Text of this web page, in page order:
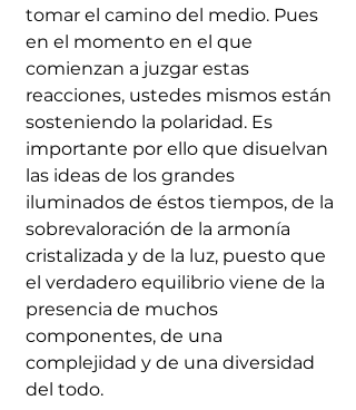
tomar el camino del medio. Pues
en el momento en el que
comienzan a juzgar estas
reacciones, ustedes mismos están
sosteniendo la polaridad. Es
importante por ello que disuelvan
las ideas de los grandes
iluminados de éstos tiempos, de la
sobrevaloración de la armonía
cristalizada y de la luz, puesto que
el verdadero equilibrio viene de la
presencia de muchos
componentes, de una
complejidad y de una diversidad
del todo.